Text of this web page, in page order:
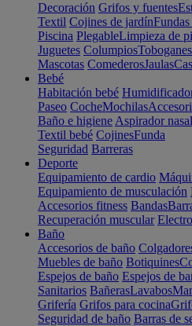
Decoración Grifos y fuentes
Textil Cojines de jardín
Piscina PlegableLimpieza de
Juguetes ColumpiosToboganes
Mascotas ComederosJaulas
Bebé
Habitación bebé
Paseo CocheMochilas
Baño e higiene Aspirador nasal
Textil bebé CojinesFunda
Seguridad Barreras
Deporte
Equipamiento de cardio
Equipamiento de musculación
Accesorios fitness Bandas
Recuperación muscular
Baño
Accesorios de baño
Muebles de baño Botiquines
Espejos de baño Espejos de
Sanitarios BañerasLavabos
Grifería Grifos para cocina
Seguridad de baño Barras de